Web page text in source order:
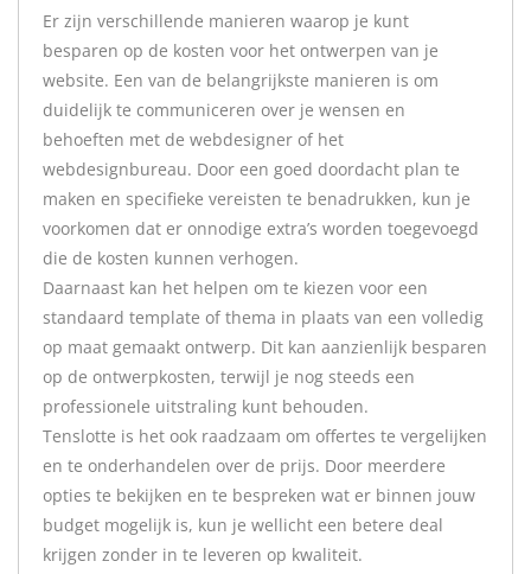
Er zijn verschillende manieren waarop je kunt
besparen op de kosten voor het ontwerpen van je
website. Een van de belangrijkste manieren is om
duidelijk te communiceren over je wensen en
behoeften met de webdesigner of het
webdesignbureau. Door een goed doordacht plan te
maken en specifieke vereisten te benadrukken, kun je
voorkomen dat er onnodige extra’s worden toegevoegd
die de kosten kunnen verhogen.
Daarnaast kan het helpen om te kiezen voor een
standaard template of thema in plaats van een volledig
op maat gemaakt ontwerp. Dit kan aanzienlijk besparen
op de ontwerpkosten, terwijl je nog steeds een
professionele uitstraling kunt behouden.
Tenslotte is het ook raadzaam om offertes te vergelijken
en te onderhandelen over de prijs. Door meerdere
opties te bekijken en te bespreken wat er binnen jouw
budget mogelijk is, kun je wellicht een betere deal
krijgen zonder in te leveren op kwaliteit.